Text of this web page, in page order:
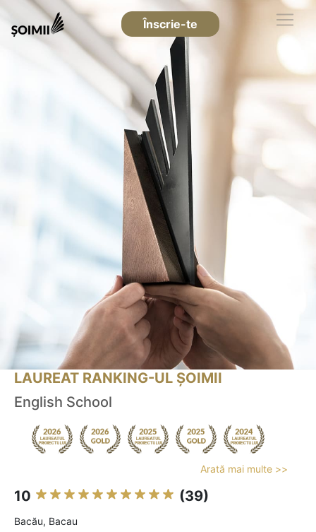
Înscrie-te
LAUREAT RANKING-UL ȘOIMII
English School
Arată mai multe >>
10 (39)
Bacău, Bacau